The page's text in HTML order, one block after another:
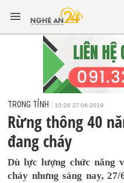
TRONG TỈNH 10:28 27-06-2019
Rừng thông 40
đang cháy
Dù lực lượng chức năng
cháy nhưng sáng nay,